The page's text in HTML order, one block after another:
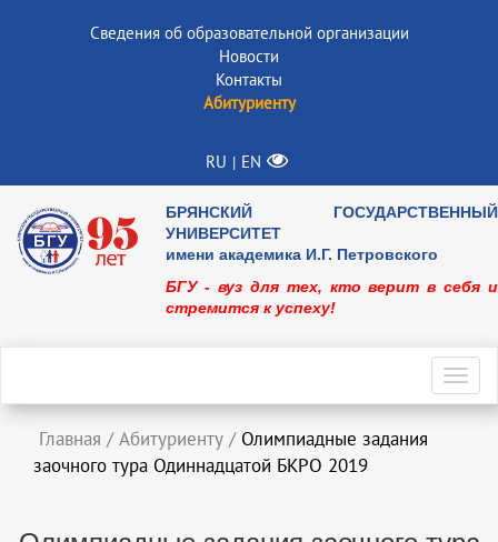
Сведения об образовательной организации
Новости
Контакты
Абитуриенту
RU | EN
БРЯНСКИЙ ГОСУДАРСТВЕННЫЙ
УНИВЕРСИТЕТ
имени академика И.Г. Петровского
БГУ - вуз для тех, кто верит в себя и
стремится к успеху!
Главная / Абитуриенту / Олимпиадные задания
заочного тура Одиннадцатой БКРО 2019